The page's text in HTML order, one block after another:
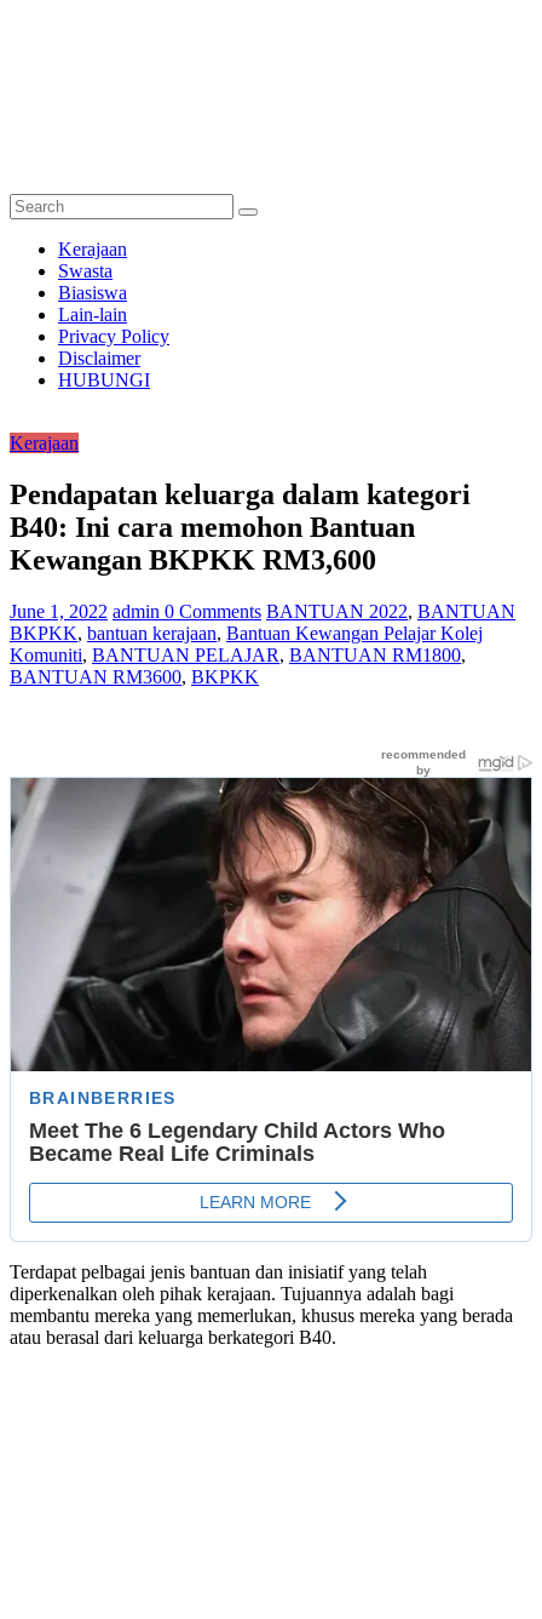
Semakan
Bantuan
Semakan
untuk
semua
Kerajaan
Swasta
Biasiswa
Lain-lain
Privacy Policy
Disclaimer
HUBUNGI
Kerajaan
Pendapatan keluarga dalam kategori
B40: Ini cara memohon Bantuan
Kewangan BKPKK RM3,600
June 1, 2022 admin 0 Comments BANTUAN 2022, BANTUAN
BKPKK, bantuan kerajaan, Bantuan Kewangan Pelajar Kolej
Komuniti, BANTUAN PELAJAR, BANTUAN RM1800,
BANTUAN RM3600, BKPKK
Terdapat pelbagai jenis bantuan dan inisiatif yang telah
diperkenalkan oleh pihak kerajaan. Tujuannya adalah bagi
membantu mereka yang memerlukan, khusus mereka yang berada
atau berasal dari keluarga berkategori B40.